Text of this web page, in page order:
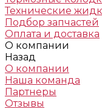
Технические
Подбор запчастей
Оплата и доставка
О компании
Назад
О компании
Наша команда
Партнеры
Отзывы